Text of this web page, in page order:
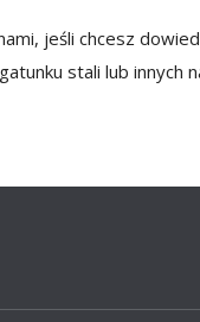
jeśli chcesz
stali lub innych